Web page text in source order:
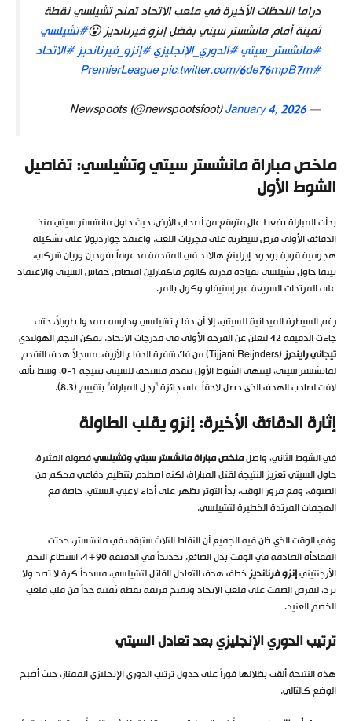
دراما اللحظات الأخيرة في ملعب الاتحاد تمنح تشيلسي نقطة
ثمينة أمام مانشستر سيتي بفضل إنزو فيرنانديز 😮#تشيلسي
#مانشستر_سيتي#الدوري_الإنجليزي#إنزو_فيرنانديز#الاتحاد
#PremierLeague
pic.twitter.com/6de76mpB7m
— Newspoots (@newspootsfoot)
January 4, 2026
ملخص مباراة مانشستر سيتي وتشيلسي: تفاصيل
الشوط الأول
بدأت المباراة بضغط عالٍ متوقع من أصحاب الأرض، حيث حاول مانشستر سيتي منذ
الدقائق الأولى فرض سيطرته على مجريات اللعب. واعتمد جوارديولا على تشكيلة
هجومية قوية بوجود إيرلينغ هالاند في المقدمة مدعوماً بفودين وريان شركي،
بينما حاول تشيلسي بقيادة مدربه كالوم ماكفارلين امتصاص حماس السيتي والاعتماد
على المرتدات السريعة عبر إستيفاو وكول بالمر.
رغم السيطرة الميدانية للسيتي، إلا أن دفاع تشيلسي وحارسه صمدوا طويلاً، حتى
جاءت الدقيقة 42 لتعلن عن الفرحة الأولى في مدرجات الاتحاد. تمكن النجم الهولندي
تيجاني رايندرز
(Tijjani Reijnders) من فك شفرة الدفاع الأزرق، مسجلاً هدف التقدم
لمانشستر سيتي، لينتهي الشوط الأول بتقدم مستحق للسيتي بنتيجة 1-0، وسط تألق
لافت لصاحب الهدف الذي حصل لاحقاً على جائزة “رجل المباراة” بتقييم (8.3).
إثارة الدقائق الأخيرة: إنزو يقلب الطاولة
في الشوط الثاني، واصلملخص مباراة مانشستر سيتي وتشيلسيفصوله المثيرة.
حاول السيتي تعزيز النتيجة لقتل المباراة، لكنه اصطدم بتنظيم دفاعي محكم من
الضيوف. ومع مرور الوقت، بدأ التوتر يظهر على أداء لاعبي السيتي، خاصة مع
الهجمات المرتدة الخطيرة لتشيلسي.
وفي الوقت الذي ظن فيه الجميع أن النقاط الثلاث ستبقى في مانشستر، حدثت
المفاجأة الصادمة في الوقت بدل الضائع. تحديداً في الدقيقة 90+4، استطاع النجم
الأرجنتينيإنزو فرنانديزخطف هدف التعادل القاتل لتشيلسي، مسدداً كرة لا تصد ولا
ترد، ليفرض الصمت على ملعب الاتحاد ويمنح فريقه نقطة ثمينة جداً من قلب ملعب
الخصم العنيد.
ترتيب الدوري الإنجليزي بعد تعادل السيتي
هذه النتيجة ألقت بظلالها فوراً على جدول ترتيب الدوري الإنجليزي الممتاز، حيث أصبح
الوضع كالتالي: